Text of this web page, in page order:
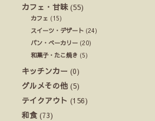
カフェ・甘味(55)
カフェ (15)
スイーツ・デザート (24)
パン・ベーカリー (20)
和菓子・たこ焼き (5)
キッチンカー (0)
グルメその他 (5)
テイクアウト (156)
和食 (73)